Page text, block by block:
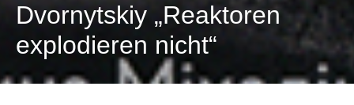
Dvornytskiy „Reaktoren
explodieren nicht“